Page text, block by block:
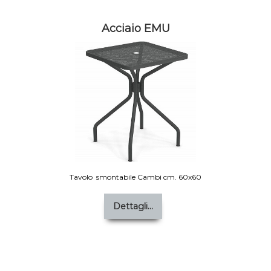
Acciaio EMU
Tavolo smontabile Cambi cm. 60x60
Dettagli...